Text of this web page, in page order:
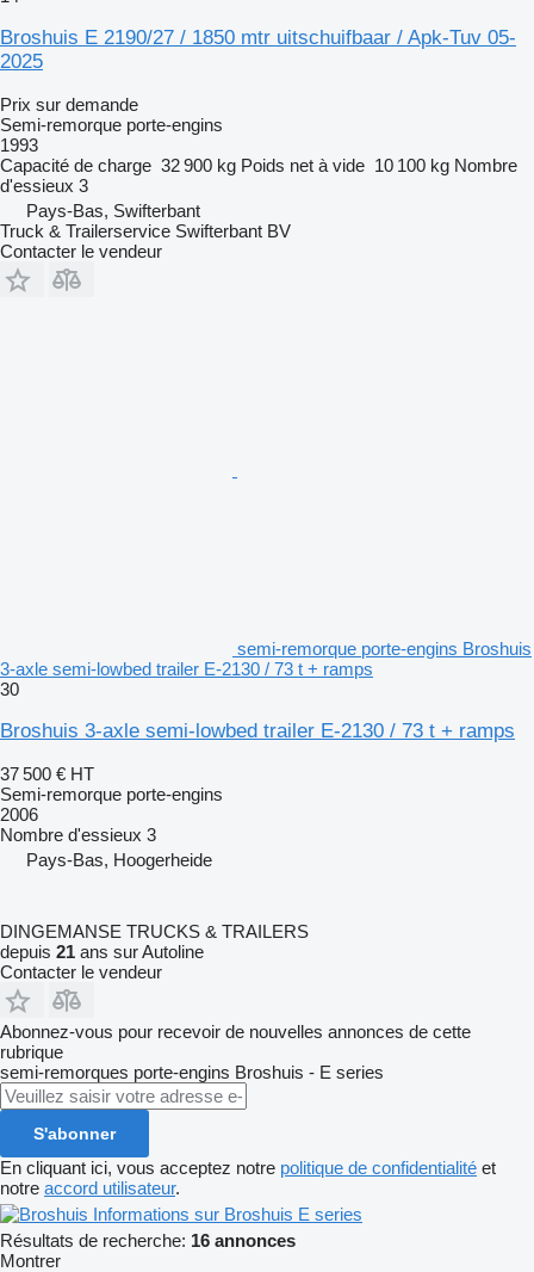
Broshuis E 2190/27 / 1850 mtr uitschuifbaar / Apk-Tuv 05-
2025
Prix sur demande
Semi-remorque porte-engins
1993
Capacité de charge 32 900 kg Poids net à vide 10 100 kg Nombre
d'essieux 3
Pays-Bas, Swifterbant
Truck & Trailerservice Swifterbant BV
Contacter le vendeur
semi-remorque porte-engins Broshuis
3-axle semi-lowbed trailer E-2130 / 73 t + ramps
30
Broshuis 3-axle semi-lowbed trailer E-2130 / 73 t + ramps
37 500 € HT
Semi-remorque porte-engins
2006
Nombre d'essieux 3
Pays-Bas, Hoogerheide
DINGEMANSE TRUCKS & TRAILERS
depuis 21 ans sur Autoline
Contacter le vendeur
Abonnez-vous pour recevoir de nouvelles annonces de cette
rubrique
semi-remorques porte-engins Broshuis - E series
S'abonner
En cliquant ici, vous acceptez notre politique de confidentialité et
notre accord utilisateur.
Informations sur Broshuis E series
Résultats de recherche: 16 annonces
Montrer